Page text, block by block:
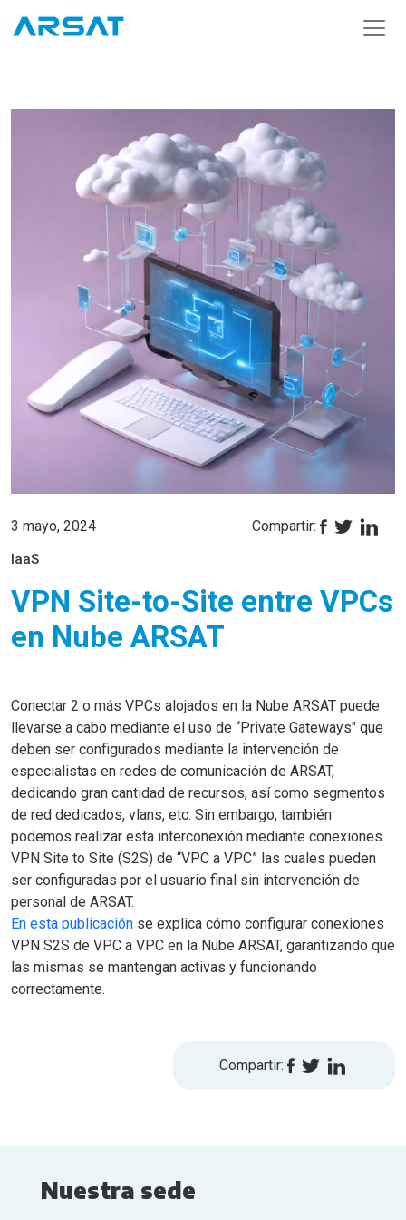
3 mayo, 2024 Compartir:
IaaS
VPN Site-to-Site entre VPCs
en Nube ARSAT
Conectar 2 o más VPCs alojados en la Nube ARSAT puede
llevarse a cabo mediante el uso de “Private Gateways" que
deben ser configurados mediante la intervención de
especialistas en redes de comunicación de ARSAT,
dedicando gran cantidad de recursos, así como segmentos
de red dedicados, vlans, etc. Sin embargo, también
podemos realizar esta interconexión mediante conexiones
VPN Site to Site (S2S) de “VPC a VPC” las cuales pueden
ser configuradas por el usuario final sin intervención de
personal de ARSAT.
En esta publicación se explica cómo configurar conexiones
VPN S2S de VPC a VPC en la Nube ARSAT, garantizando que
las mismas se mantengan activas y funcionando
correctamente.
Compartir:
Nuestra sede